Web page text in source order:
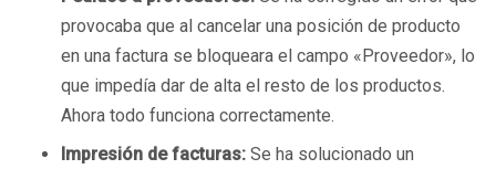
provocaba que al cancelar una posición de producto
en una factura se bloqueara el campo «Proveedor», lo
que impedía dar de alta el resto de los productos.
Ahora todo funciona correctamente.
Impresión de facturas: Se ha solucionado un